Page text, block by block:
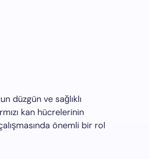
düzgün ve sağlıklı
kan hücrelerinin
önemli bir rol